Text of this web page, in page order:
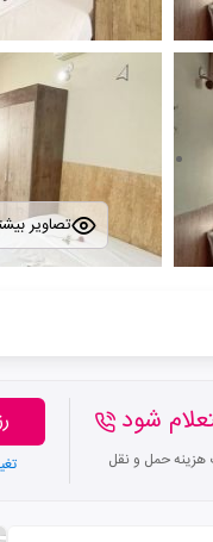
تصاویر
شود
هزینه حمل و نقل